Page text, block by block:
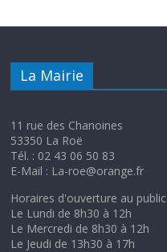
La Mairie
11 rue des Chanoines
53350 La Roë
Tél. : 02 43 06 50 83
E-Mail : La-roe@orange.fr
Horaires d'ouverture au public
Le Lundi de 8h30 à 12h
Le Mercredi de 8h30 à 12h
Le Jeudi de 13h30 à 17h